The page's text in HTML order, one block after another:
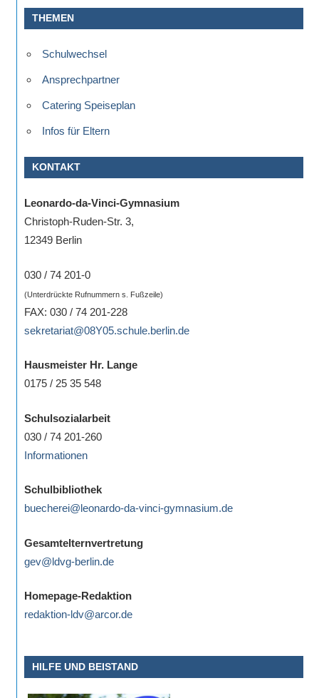
THEMEN
Schulwechsel
Ansprechpartner
Catering Speiseplan
Infos für Eltern
KONTAKT
Leonardo-da-Vinci-Gymnasium
Christoph-Ruden-Str. 3,
12349 Berlin
030 / 74 201-0
(Unterdrückte Rufnummern s. Fußzeile)
FAX: 030 / 74 201-228
sekretariat@08Y05.schule.berlin.de
Hausmeister Hr. Lange
0175 / 25 35 548
Schulsozialarbeit
030 / 74 201-260
Informationen
Schulbibliothek
buecherei@leonardo-da-vinci-gymnasium.de
Gesamtelternvertretung
gev@ldvg-berlin.de
Homepage-Redaktion
redaktion-ldv@arcor.de
HILFE UND BEISTAND